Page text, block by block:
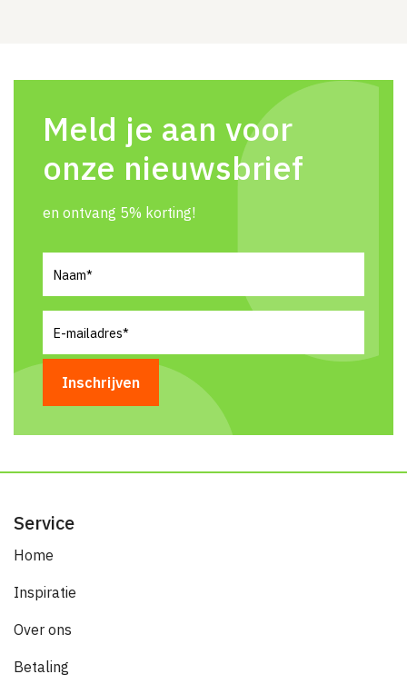
Meld je aan voor
onze nieuwsbrief
en ontvang 5% korting!
mailadres(Vereist)
Service
Home
Inspiratie
Over ons
Betaling